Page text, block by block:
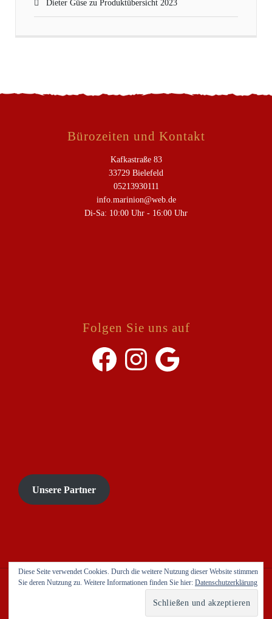
Dieter Güse zu Produktübersicht 2023
Bürozeiten und Kontakt
Kafkastraße 83
33729 Bielefeld
05213930111
info.marinion@web.de
Di-Sa: 10:00 Uhr - 16:00 Uhr
Folgen Sie uns auf
Facebook Instagram Google
Unsere Partner
AGB`s Impressum Datenschutzerklärung
Diese Seite verwendet Cookies. Durch die weitere Nutzung dieser Website stimmen
Sie deren Nutzung zu. Weitere Informationen finden Sie hier: Datenschutzerklärung